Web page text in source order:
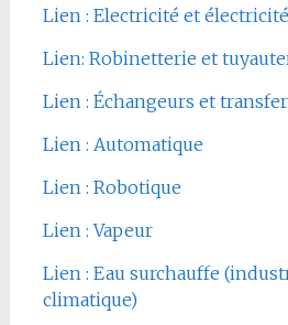
Lien : Electricité et
Lien: Robinetterie et
Lien : Échangeurs et
Lien : Automatique
Lien : Robotique
Lien : Vapeur
Lien : Eau surchauffe
climatique)